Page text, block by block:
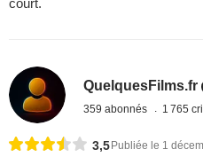
QuelquesFilms.fr
359 abonnés 1 765
3,5Publiée le 1